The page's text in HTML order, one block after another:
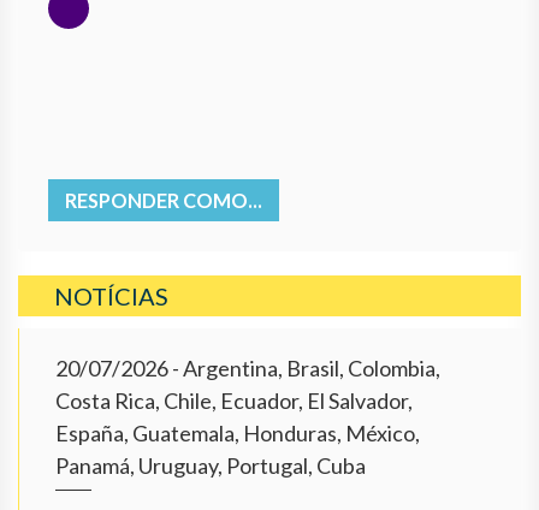
RESPONDER COMO...
NOTÍCIAS
20/07/2026- Argentina, Brasil, Colombia,
Costa Rica, Chile, Ecuador, El Salvador,
España, Guatemala, Honduras, México,
Panamá, Uruguay, Portugal, Cuba